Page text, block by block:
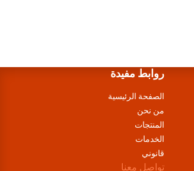
روابط مفيدة
الصفحة الرئيسية
من نحن
المنتجات
الخدمات
قانوني
تواصل معنا